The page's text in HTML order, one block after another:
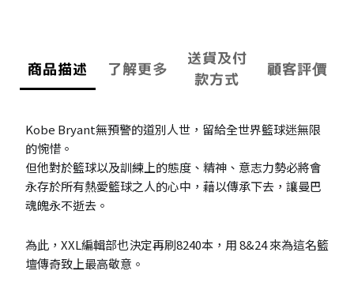
商品描述 了解更多
送貨及付
款方式
顧客評價
Kobe Bryant無預警的道別人世，留給全世界籃球迷無限
的惋惜。
但他對於籃球以及訓練上的態度、精神、意志力勢必將會
永存於所有熱愛籃球之人的心中，藉以傳承下去，讓曼巴
魂魄永不逝去。
為此，XXL編輯部也決定再刷8240本，用 8&24 來為這名籃
壇傳奇致上最高敬意。